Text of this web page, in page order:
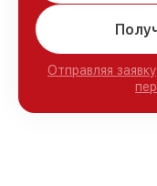
Отправляя